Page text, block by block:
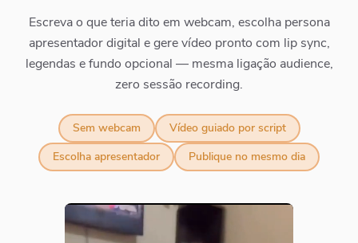
Escreva o que teria dito em webcam, escolha persona
apresentador digital e gere vídeo pronto com lip sync,
legendas e fundo opcional — mesma ligação audience,
zero sessão recording.
Sem webcam
Vídeo guiado por script
Escolha apresentador
Publique no mesmo dia